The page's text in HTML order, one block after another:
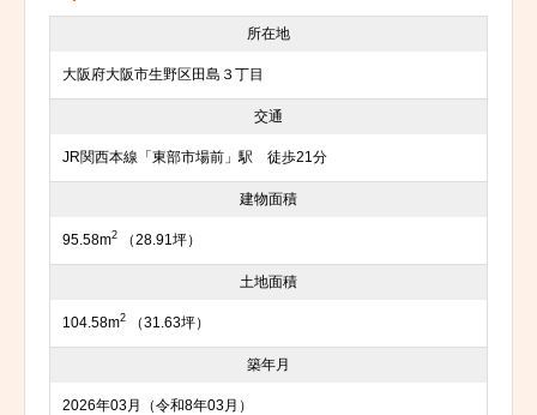
所在地
大阪府大阪市生野区田島３丁目
交通
JR関西本線「東部市場前」駅 徒歩21分
建物面積
95.58m2 （28.91坪）
土地面積
104.58m2 （31.63坪）
築年月
2026年03月（令和8年03月）